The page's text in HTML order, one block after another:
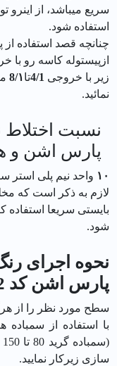
سریع میباشد، از اینرو
استفاده شود.
چنانچه قصد استفاده از
ازپيستوله كاسه رو با
زير با خروجی 4/1تا8/۱
نمائيد.
نسبت اختلاط
پارس اشن و
۱۰ واحد نیم پلی استر سفید مات و ۱ واحد
لازم به ذکر است که
بایستی سریعا استفاده
شود.
نحوه اجرای
پارس اشن کد 922 كوارت
سطح مورد نظر را از
با استفاده از
سازی زیرکار نمایید.